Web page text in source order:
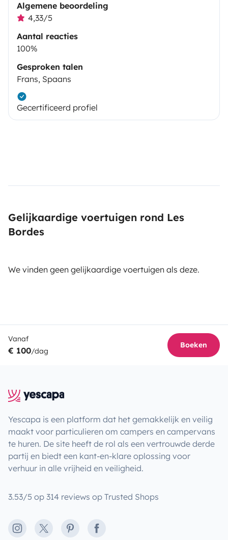
Algemene beoordeling
4,33/5
Aantal reacties
100%
Gesproken talen
Frans, Spaans
Gecertificeerd profiel
Gelijkaardige voertuigen rond Les
Bordes
We vinden geen gelijkaardige voertuigen als deze.
Vanaf
€ 100/dag
Boeken
Yescapa is een platform dat het gemakkelijk en veilig
maakt voor particulieren om campers en campervans
te huren. De site heeft de rol als een vertrouwde derde
partij en biedt een kant-en-klare oplossing voor
verhuur in alle vrijheid en veiligheid.
3.53/5 op 314 reviews op Trusted Shops
Instagram
X PinterestFacebook